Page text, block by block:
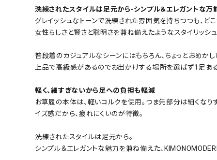
INFORMATION
洗練されたスタイルは足元から-シンプル＆エレガントな万
グレイッシュなトーンで洗練された雰囲気を持ちつつも、ど
女性らしさと賢さと聡明さを兼ね備えたようなスタイリッシ
普段着のカジュアルなシーンにはもちろん、ちょっとおめか
上品で高級感があるのでお出かけする場所を選ばず1足あ
軽く、細すぎないから足への負担も軽減
お草履の本体は、軽いコルクを使用。つま先部分は細くなり
イズ感だから、疲れにくいのが特徴。
洗練されたスタイルは足元から。
シンプル＆エレガントな魅力を兼ね備えた、